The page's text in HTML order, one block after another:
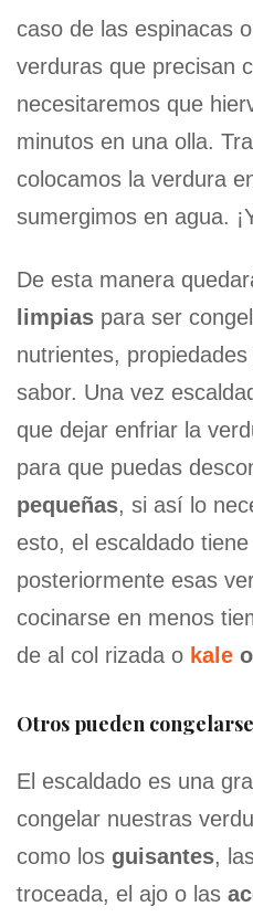
caso de las espinacas
verduras que precisan
necesitaremos que
minutos en una olla.
colocamos la verdura
sumergimos en agua.
De esta manera
limpias para ser
nutrientes,
sabor. Una vez
que dejar enfriar la
para que puedas
pequeñas, si así lo
esto, el escaldado
posteriormente esas
cocinarse en menos
de al col rizada o kale
Otros pueden
El escaldado es una
congelar nuestras
como los guisantes,
troceada, el ajo o las